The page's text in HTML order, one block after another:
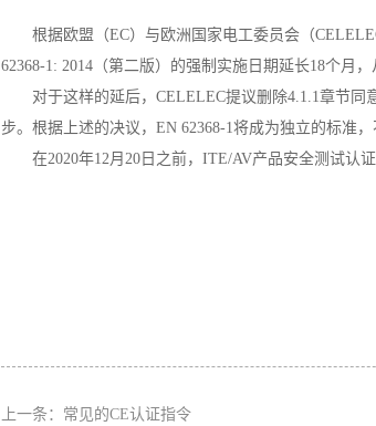
根据欧盟（EC）与欧洲国家电工委员会（
62368-1: 2014（第二版）的强制实施日期延长18个月
对于这样的延后，CELELEC提议删除4.1.1章节同
步。根据上述的决议，EN 62368-1将成为独立的标准，
在2020年12月20日之前，ITE/AV产品安全测试认
上一条： 常见的CE认证指令